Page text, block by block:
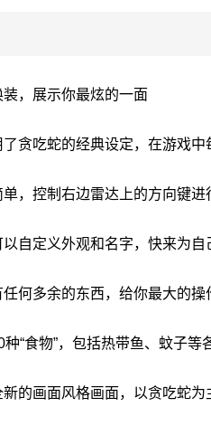
，展示你最炫的一面
贪吃蛇的经典设定，在游戏
，控制右边雷达上的方向键
自定义外观和名字，快来为自
何多余的东西，给你最大的操
“食物”，包括热带鱼、蚊子等
的画面风格画面，以贪吃蛇